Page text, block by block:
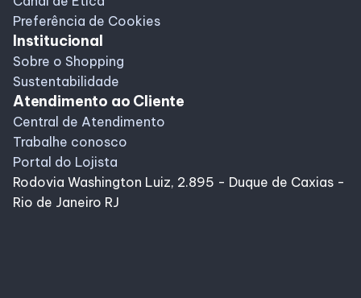
Entretenimento
Cinema
Eventos
Fique por dentro
Preferência de Cookies
Institucional
Sobre o Shopping
Sustentabilidade
Atendimento ao Cliente
Central de Atendimento
Trabalhe conosco
Portal do Lojista
Rodovia Washington Luiz, 2.895 - Duque de Caxias -
Rio de Janeiro RJ